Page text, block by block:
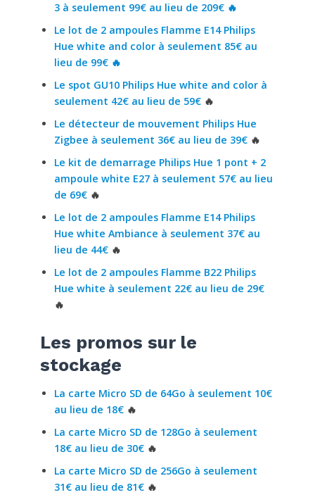
3 à seulement 99€ au lieu de 209€ 🔥
Le lot de 2 ampoules Flamme E14 Philips
Hue white and color à seulement 85€ au
lieu de 99€ 🔥
Le spot GU10 Philips Hue white and color à
seulement 42€ au lieu de 59€ 🔥
Le détecteur de mouvement Philips Hue
Zigbee à seulement 36€ au lieu de 39€🔥
Le kit de demarrage Philips Hue 1 pont + 2
ampoule white E27 à seulement 57€ au lieu
de 69€ 🔥
Le lot de 2 ampoules Flamme E14 Philips
Hue white Ambiance à seulement 37€ au
lieu de 44€🔥
Le lot de 2 ampoules Flamme B22 Philips
Hue white à seulement 22€ au lieu de 29€
🔥
Les promos sur le
stockage
La carte Micro SD de 64Go à seulement 10€
au lieu de 18€ 🔥
La carte Micro SD de 128Go à seulement
18€ au lieu de 30€ 🔥
La carte Micro SD de 256Go à seulement
31€ au lieu de 81€ 🔥